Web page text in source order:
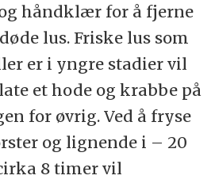
håndklær for å fjerne
lus. Friske lus som
er i yngre stadier vil
et hode og krabbe på
for øvrig. Ved å fryse
og lignende i – 20
8 timer vil